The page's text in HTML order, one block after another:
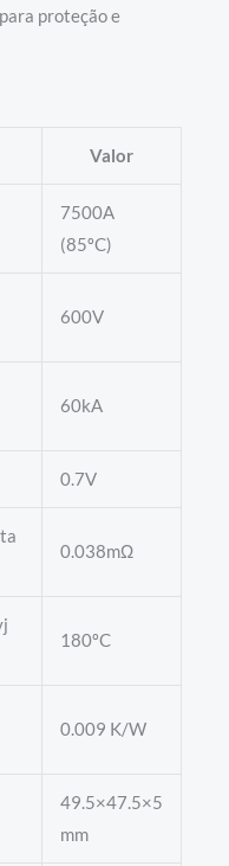
proteção e
Valor
7500A
(85ºC)
600V
60kA
0.7V
0.038mΩ
180ºC
0.009 K/W
49.5×47.5×5
mm